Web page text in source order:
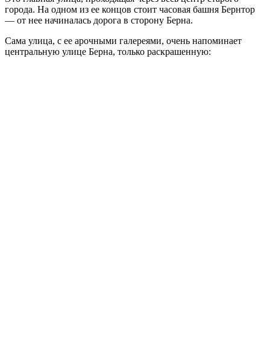
города. На одном из ее концов стоит часовая башня Бернтор
— от нее начиналась дорога в сторону Берна.
Сама улица, с ее арочными галереями, очень напоминает
центральную улице Берна, только раскрашенную: